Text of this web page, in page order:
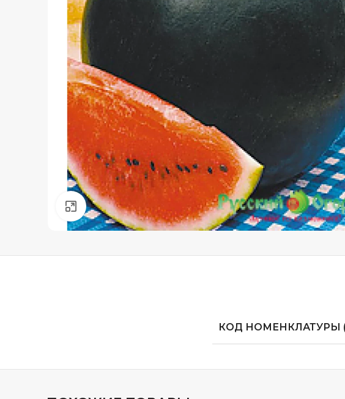
Нажмите, чтобы увеличить
КОД НОМЕНКЛАТУРЫ